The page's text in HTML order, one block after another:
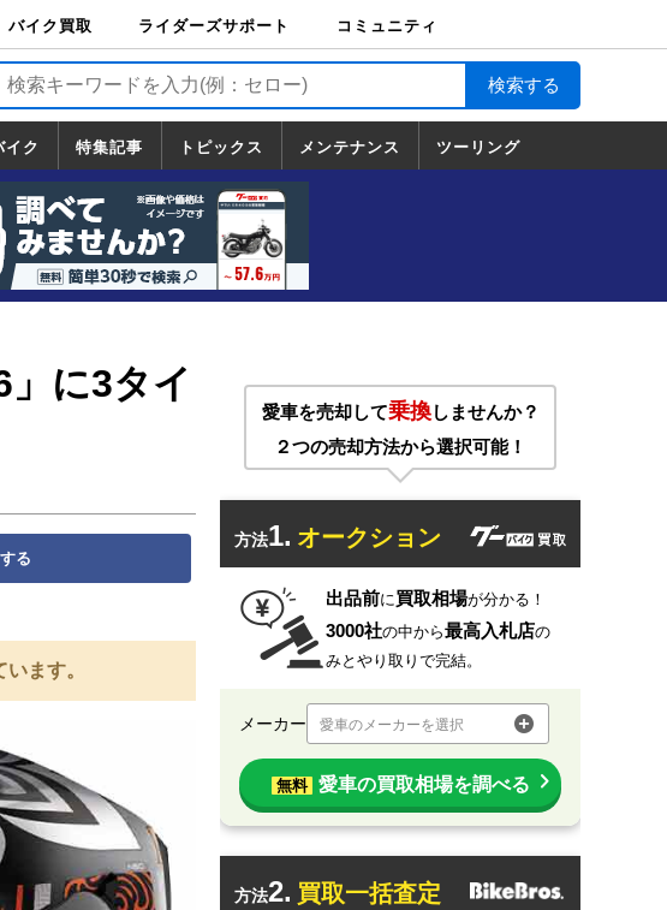
バイク買取
バイク買取
ライダーズサポート
ライダーズサポート
TOP
バイク輸送
バイクガレージライ
フ
バイク車両保険
ロードサービス
バイク試乗
コミュニティ
イク
イク
特集記事 トピックス
トピックス
一覧
ホンダ
ヤマハ
スズキ
カワサキ
ハーレーダ
ビッドソン
BMW
ドゥカティ
トライアン
フ
メンテナンス ツーリング
に3タイ
る
ます。
愛車を売却して乗換しませんか？
２つの売却方法から選択可能！
方法1. オークション
出品前に買取相場が分かる！
3000社の中から最高入札店の
みとやり取りで完結。
メーカー 愛車のメーカーを選択
無料 愛車の買取相場を調べる
方法2. 買取一括査定